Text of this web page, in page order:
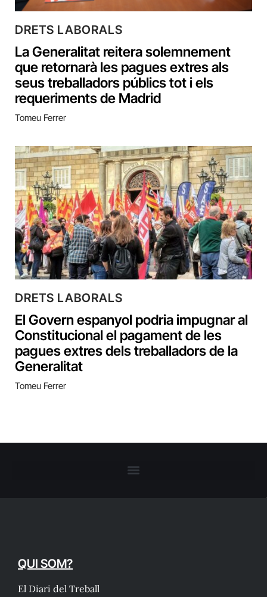
DRETS LABORALS
La Generalitat reitera solemnement
que retornarà les pagues extres als
seus treballadors públics tot i els
requeriments de Madrid
Tomeu Ferrer
DRETS LABORALS
El Govern espanyol podria impugnar al
Constitucional el pagament de les
pagues extres dels treballadors de la
Generalitat
Tomeu Ferrer
QUI SOM?
El Diari del Treball